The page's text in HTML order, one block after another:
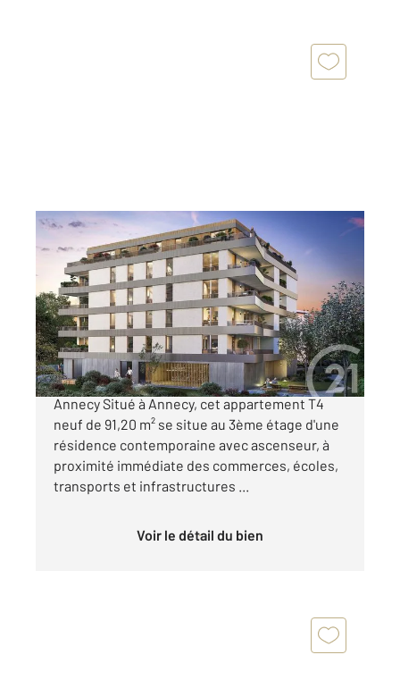
ANNECY 74
91,20 m2, 4 pièces
Ref : 6563
Appartement T4 à vendre
641 000 €
Appartement T4 neuf avec balcon et garage à
Annecy Situé à Annecy, cet appartement T4
neuf de 91,20 m² se situe au 3ème étage d'une
résidence contemporaine avec ascenseur, à
proximité immédiate des commerces, écoles,
transports et infrastructures ...
Voir le détail du bien